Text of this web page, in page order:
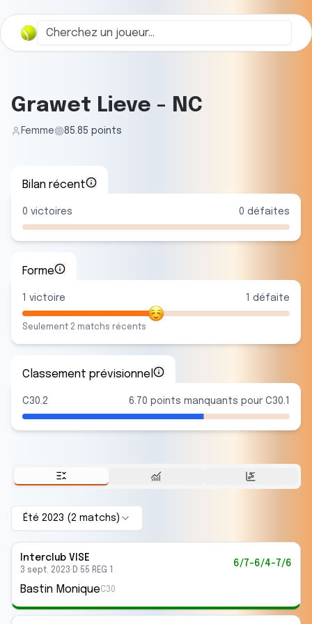
Grawet Lieve - NC
Femme 85.85 points
Bilan récent
0 victoires 0 défaites
Forme
victoire défaite
Seulement 2 matchs récents
Classement prévisionnel
C30.2 6.70 points manquants pour C30.1
Été 2023 (2 matchs )
Interclub VISE
3 sept. 2023· D 55 REG 1
6/7-6/4-7/6
Bastin MoniqueC30